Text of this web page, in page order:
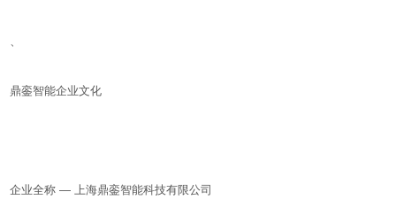
、
鼎銮智能企业文化
企业全称 — 上海鼎銮智能科技有限公司